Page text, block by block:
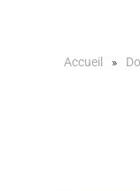
Accueil